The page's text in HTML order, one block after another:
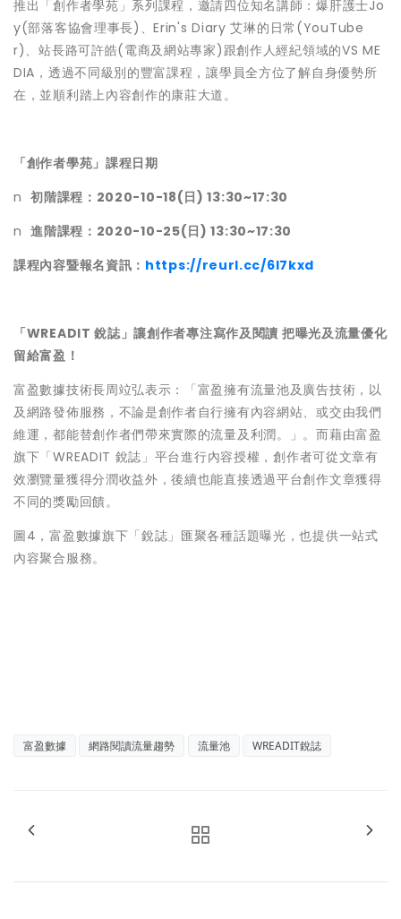
推出「創作者學苑」系列課程，邀請四位知名講師：爆肝護士Jo
y(部落客協會理事長)、Erin's Diary 艾琳的日常(YouTube
r)、站長路可許皓(電商及網站專家)跟創作人經紀領域的VS ME
DIA，透過不同級別的豐富課程，讓學員全方位了解自身優勢所
在，並順利踏上內容創作的康莊大道。
「創作者學苑」課程日期
n初階課程：2020-10-18(日) 13:30~17:30
n進階課程：2020-10-25(日) 13:30~17:30
課程內容暨報名資訊： https://reurl.cc/6l7kxd
「WREADIT 銳誌」讓創作者專注寫作及閱讀 把曝光及流量優化
留給富盈！
富盈數據技術長周竝弘表示：「富盈擁有流量池及廣告技術，以
及網路發佈服務，不論是創作者自行擁有內容網站、或交由我們
維運，都能替創作者們帶來實際的流量及利潤。」。而藉由富盈
旗下「WREADIT 銳誌」平台進行內容授權，創作者可從文章有
效瀏覽量獲得分潤收益外，後續也能直接透過平台創作文章獲得
不同的獎勵回饋。
圖4，富盈數據旗下「銳誌」匯聚各種話題曝光，也提供一站式
內容聚合服務。
富盈數據 網路閱讀流量趨勢 流量池 WREADIT銳誌